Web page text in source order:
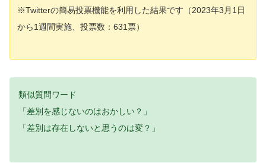
※Twitterの簡易投票機能を利用した結果です（2023年3月1日
から1週間実施、投票数 ： 631票）
類似質問ワード
「差別を感じないのはおかしい？」
「差別は存在しないと思うのは変？」